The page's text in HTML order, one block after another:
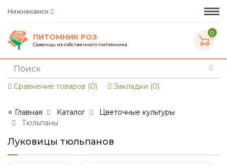
Нижнекамск
ПИТОМНИК РОЗ
Саженцы из собственного питомника
0
Сравнение товаров (0) Закладки (0)
⭐ Главная Каталог
Цветочные культуры
Тюльпаны
Луковицы тюльпанов